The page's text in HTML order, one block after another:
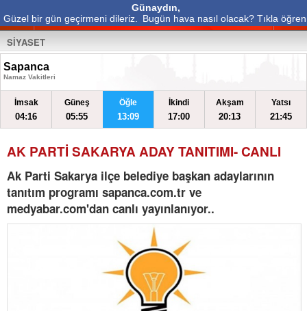
Günaydın,
Güzel bir gün geçirmeni dileriz.
Bugün hava nasıl olacak? Tıkla öğren
SİYASET
Sapanca
Namaz Vakitleri
İmsak
04:16
Güneş
05:55
Öğle
13:09
İkindi
17:00
Akşam
20:13
Yatsı
21:45
AK PARTİ SAKARYA ADAY TANITIMI- CANLI
Ak Parti Sakarya ilçe belediye başkan adaylarının
tanıtım programı sapanca.com.tr ve
medyabar.com'dan canlı yayınlanıyor..